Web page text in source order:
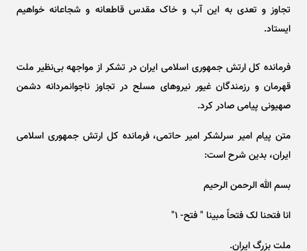
تجاوز و تعدی به این آب و خاک مقدس قاطعانه و شجاعانه خواهیم
ایستاد.
فرمانده کل ارتش جمهوری اسلامی ایران در تشکر از مواجهه بی‌نظیر ملت
قهرمان و رزمندگان غیور نیرو‌های مسلح در تجاوز ناجوانمردانه دشمن
صهیونی پیامی صادر کرد.
متن پیام امیر سرلشکر امیر حاتمی، فرمانده کل ارتش جمهوری اسلامی
ایران، بدین شرح است:
بسم الله الرحمن الرحیم
انا فتحنا لک فتحاً مبینا " فتح- ۱"
ملت بزرگ ایران.